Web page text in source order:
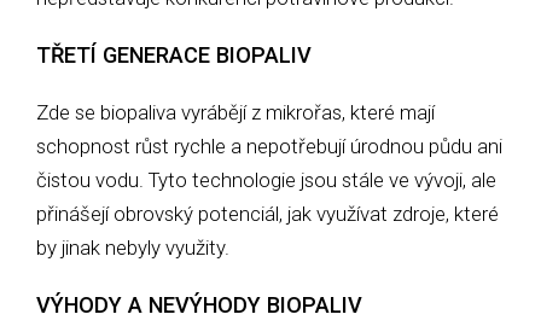
TŘETÍ GENERACE BIOPALIV
Zde se biopaliva vyrábějí z mikrořas, které mají
schopnost růst rychle a nepotřebují úrodnou půdu ani
čistou vodu. Tyto technologie jsou stále ve vývoji, ale
přinášejí obrovský potenciál, jak využívat zdroje, které
by jinak nebyly využity.
VÝHODY A NEVÝHODY BIOPALIV